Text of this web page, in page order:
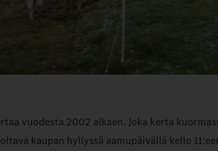
vuodesta 2002 alkaen. Joka kerta
kaupan hyllyssä aamupäivällä kello